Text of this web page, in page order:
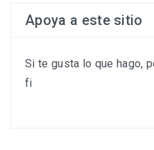
Apoya a este sitio
Si te gusta lo que hago,
fi